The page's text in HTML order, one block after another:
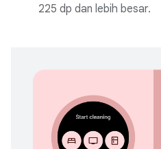
225 dp dan lebih besar.